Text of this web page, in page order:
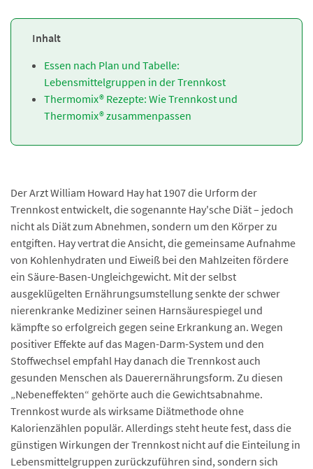
Inhalt
Essen nach Plan und Tabelle:
Lebensmittelgruppen in der Trennkost
Thermomix® Rezepte: Wie Trennkost und
Thermomix® zusammenpassen
Der Arzt William Howard Hay hat 1907 die Urform der
Trennkost entwickelt, die sogenannte Hay'sche Diät – jedoch
nicht als Diät zum Abnehmen, sondern um den Körper zu
entgiften. Hay vertrat die Ansicht, die gemeinsame Aufnahme
von Kohlenhydraten und Eiweiß bei den Mahlzeiten fördere
ein Säure-Basen-Ungleichgewicht. Mit der selbst
ausgeklügelten Ernährungsumstellung senkte der schwer
nierenkranke Mediziner seinen Harnsäurespiegel und
kämpfte so erfolgreich gegen seine Erkrankung an. Wegen
positiver Effekte auf das Magen-Darm-System und den
Stoffwechsel empfahl Hay danach die Trennkost auch
gesunden Menschen als Dauerernährungsform. Zu diesen
„Nebeneffekten“ gehörte auch die Gewichtsabnahme.
Trennkost wurde als wirksame Diätmethode ohne
Kalorienzählen populär. Allerdings steht heute fest, dass die
günstigen Wirkungen der Trennkost nicht auf die Einteilung in
Lebensmittelgruppen zurückzuführen sind, sondern sich